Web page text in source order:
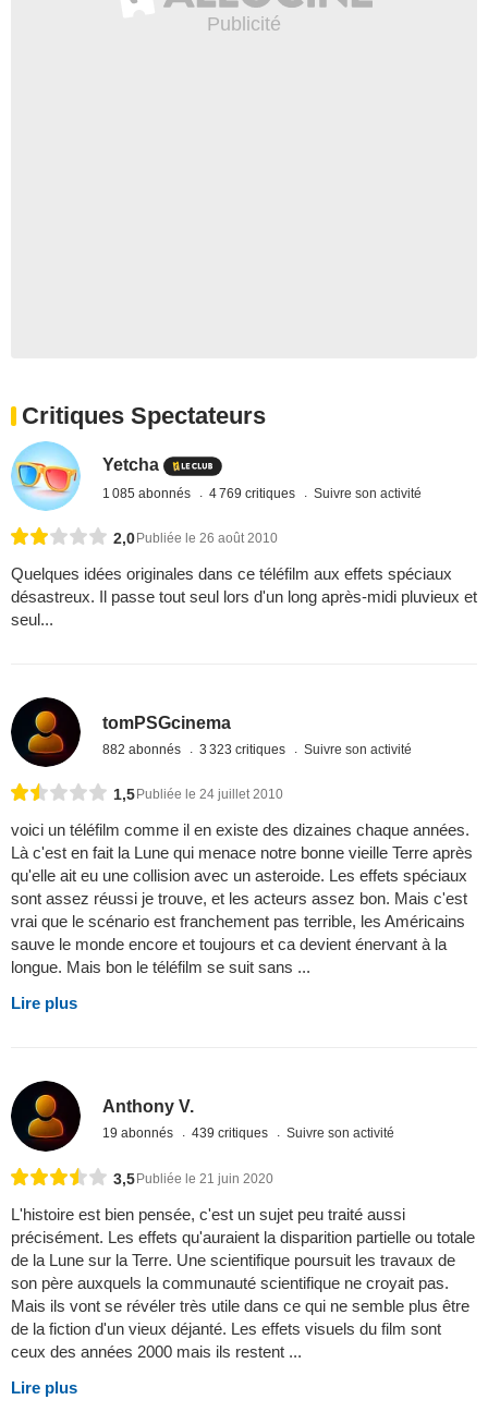
Critiques Spectateurs
Yetcha
1 085 abonnés 4 769 critiques Suivre son activité
2,0 Publiée le 26 août 2010
Quelques idées originales dans ce téléfilm aux effets spéciaux
désastreux. Il passe tout seul lors d'un long après-midi pluvieux et
seul...
tomPSGcinema
882 abonnés 3 323 critiques Suivre son activité
1,5 Publiée le 24 juillet 2010
voici un téléfilm comme il en existe des dizaines chaque années.
Là c'est en fait la Lune qui menace notre bonne vieille Terre après
qu'elle ait eu une collision avec un asteroide. Les effets spéciaux
sont assez réussi je trouve, et les acteurs assez bon. Mais c'est
vrai que le scénario est franchement pas terrible, les Américains
sauve le monde encore et toujours et ca devient énervant à la
longue. Mais bon le téléfilm se suit sans ...
Lire plus
Anthony V.
19 abonnés 439 critiques Suivre son activité
3,5Publiée le 21 juin 2020
L'histoire est bien pensée, c'est un sujet peu traité aussi
précisément. Les effets qu'auraient la disparition partielle ou totale
de la Lune sur la Terre. Une scientifique poursuit les travaux de
son père auxquels la communauté scientifique ne croyait pas.
Mais ils vont se révéler très utile dans ce qui ne semble plus être
de la fiction d'un vieux déjanté. Les effets visuels du film sont
ceux des années 2000 mais ils restent ...
Lire plus